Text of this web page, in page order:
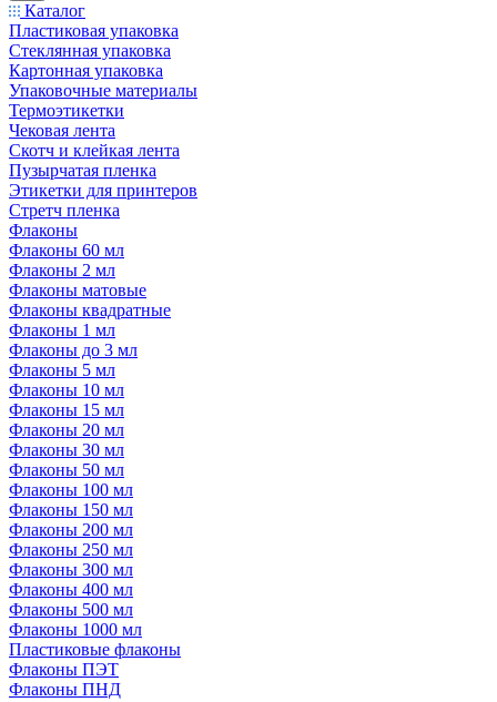
Каталог
Пластиковая упаковка
Стеклянная упаковка
Картонная упаковка
Упаковочные материалы
Термоэтикетки
Чековая лента
Скотч и клейкая лента
Пузырчатая пленка
Этикетки для принтеров
Стретч пленка
Флаконы
Флаконы 60 мл
Флаконы 2 мл
Флаконы матовые
Флаконы квадратные
Флаконы 1 мл
Флаконы до 3 мл
Флаконы 5 мл
Флаконы 10 мл
Флаконы 15 мл
Флаконы 20 мл
Флаконы 30 мл
Флаконы 50 мл
Флаконы 100 мл
Флаконы 150 мл
Флаконы 200 мл
Флаконы 250 мл
Флаконы 300 мл
Флаконы 400 мл
Флаконы 500 мл
Флаконы 1000 мл
Пластиковые флаконы
Флаконы ПЭТ
Флаконы ПНД